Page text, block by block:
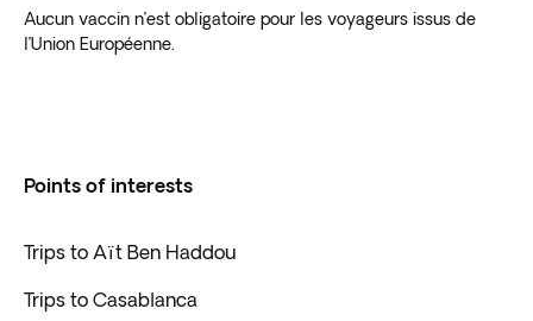
Aucun vaccin n’est obligatoire pour les voyageurs issus de
l’Union Européenne.
Points of interests
Trips to Aït Ben Haddou
Trips to Casablanca